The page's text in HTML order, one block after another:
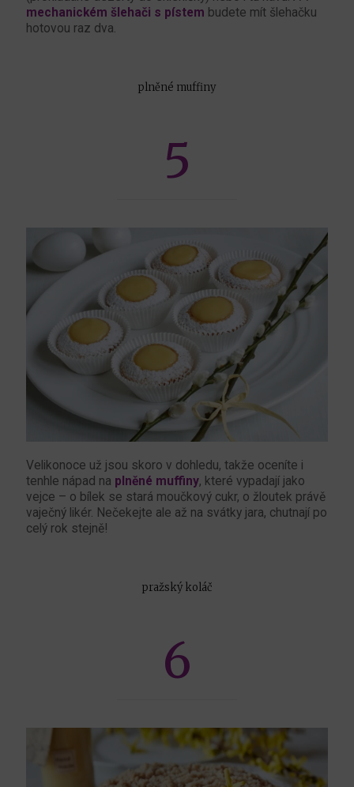
mechanickém šlehači s pístem budete mít šlehačku
hotovou raz dva.
plněné muffiny
5
Velikonoce už jsou skoro v dohledu, takže oceníte i
tenhle nápad na plněné muffiny, které vypadají jako
vejce – o bílek se stará moučkový cukr, o žloutek právě
vaječný likér. Nečekejte ale až na svátky jara, chutnají po
celý rok stejně!
pražský koláč
6